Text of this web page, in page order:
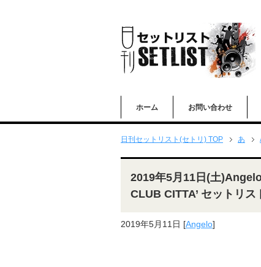
ホーム お問い合わせ
日刊セットリスト(セトリ) TOP あ
2019年5月11日(土
CLUB CITTA’ セットリス
2019年5月11日 [Angelo]